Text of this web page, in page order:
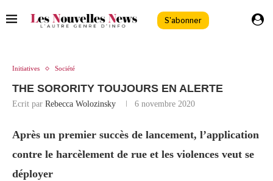
S'abonner
Initiatives Société
THE SORORITY TOUJOURS EN ALERTE
Ecrit par Rebecca Wolozinsky 6 novembre 2020
Après un premier succès de lancement, l’application
contre le harcèlement de rue et les violences veut se
déployer